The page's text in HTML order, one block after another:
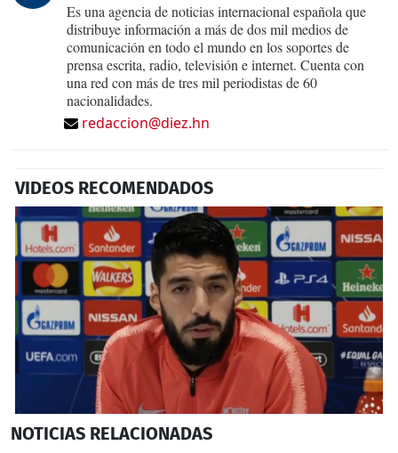
Es una agencia de noticias internacional española que
distribuye información a más de dos mil medios de
comunicación en todo el mundo en los soportes de
prensa escrita, radio, televisión e internet. Cuenta con
una red con más de tres mil periodistas de 60
nacionalidades.
redaccion@diez.hn
VIDEOS RECOMENDADOS
seconds
NOTICIAS RELACIONADAS